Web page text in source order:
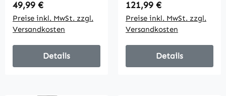
cm x 53 cm x 80-90
cm, Rosa
Regulärer Preis:
49,99 €
Preise inkl. MwSt. zzgl.
Versandkosten
Details
Wippfunktion mit
Kopfstütze und
gepolsterte
Armlehnen
Ergonomisch
Hellblau Leinen 66 x
Regulärer Preis:
121,99 €
Preise inkl. MwSt. zzgl.
Versandkosten
Details